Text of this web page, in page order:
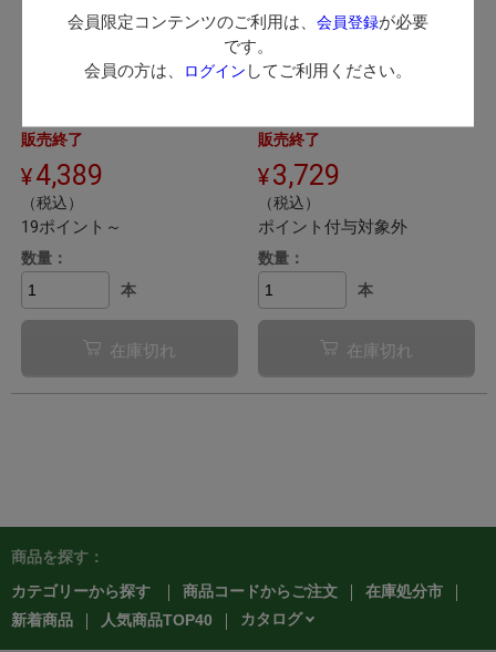
会員限定コンテンツのご利用は、 会員登録が必要
です。
会員の方は、
ログイン してご利用ください。
販売終了
4,389
（税込）
19ポイント～
数量：
本
在庫切れ
技工ピンセット 酸浴用
販売終了
3,729
（税込）
ポイント付与対象外
数量：
本
在庫切れ
商品を探す：
カテゴリーから探す
商品コードからご注文
在庫処分市
新着商品
人気商品TOP40 カタログ